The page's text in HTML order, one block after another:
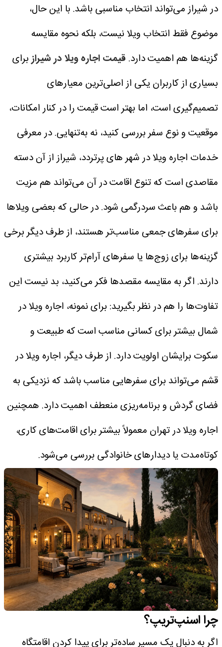
در شیراز می‌تواند انتخاب مناسبی باشد. با این حال،
موضوع فقط انتخاب ویلا نیست، بلکه نحوه مقایسه
گزینه‌ها هم اهمیت دارد. قیمت اجاره ویلا در شیرازبرای
بسیاری از کاربران یکی از اصلی‌ترین معیارهای
تصمیم‌گیری است، اما بهتر است قیمت را در کنار امکانات،
موقعیت و نوع سفر بررسی کنید، نه به‌تنهایی.در معرفی
خدمات اجاره ویلا در شهر های پرتردد، شیراز از آن دسته
مقاصدی است که تنوع اقامت در آن می‌تواند هم مزیت
باشد و هم باعث سردرگمی شود. در حالی که بعضی ویلاها
برای سفرهای جمعی مناسب‌تر هستند، از طرف دیگر برخی
گزینه‌ها برای زوج‌ها یا سفرهای آرام‌تر کاربرد بیشتری
دارند. اگر به مقایسه مقصدها فکر می‌کنید، بد نیست این
تفاوت‌ها را هم در نظر بگیرید: برای نمونه، اجاره ویلا در
شمال بیشتر برای کسانی مناسب است که طبیعت و
سکوت برایشان اولویت دارد. از طرف دیگر، اجاره ویلا در
قشم می‌تواند برای سفرهایی مناسب باشد که نزدیکی به
فضای گردش و برنامه‌ریزی منعطف اهمیت دارد. همچنین
اجاره ویلا در تهران معمولاً بیشتر برای اقامت‌های کاری،
کوتاه‌مدت یا دیدارهای خانوادگی بررسی می‌شود.
چرا اسنپ‌تریپ؟
اگر به دنبال یک مسیر ساده‌تر برای پیدا کردن اقامتگاه